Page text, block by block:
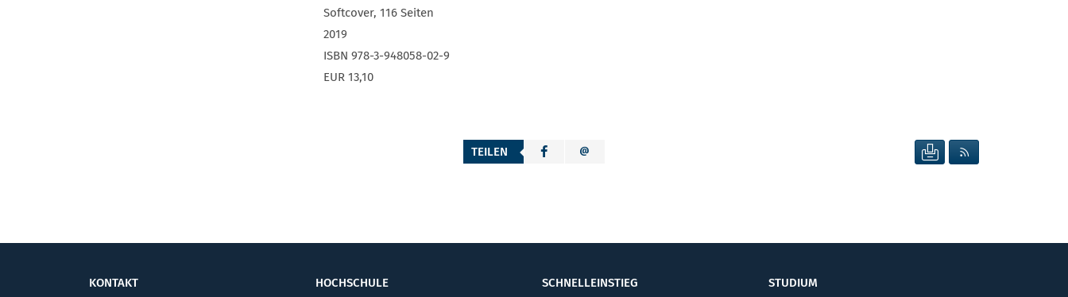
Softcover, 116 Seiten
2019
ISBN 978-3-948058-02-9
EUR 13,10
TEILEN SEITE DRUCKEN
KONTAKT HOCHSCHULE SCHNELLEINSTIEG STUDIUM